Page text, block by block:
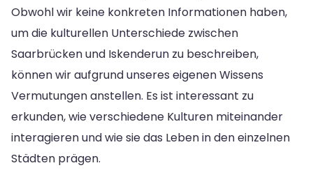
Obwohl wir keine konkreten Informationen haben,
um die kulturellen Unterschiede zwischen
Saarbrücken und Iskenderun zu beschreiben,
können wir aufgrund unseres eigenen Wissens
Vermutungen anstellen. Es ist interessant zu
erkunden, wie verschiedene Kulturen miteinander
interagieren und wie sie das Leben in den einzelnen
Städten prägen.